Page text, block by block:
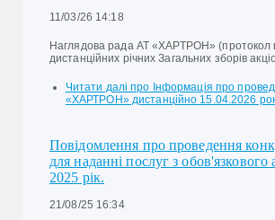
11/03/26 14:18
Наглядова рада АТ «ХАРТРОН»
дистанційних річних Загальних зборів
Читати далі про Інформація про
«ХАРТРОН» дистанційно 15.04.2026
Повідомлення про проведення
для наданні послуг з
2025 рік.
21/08/25 16:34